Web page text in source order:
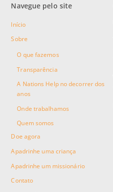
Navegue pelo site
Início
Sobre
O que fazemos
Transparência
A Nations Help no decorrer dos
anos
Onde trabalhamos
Quem somos
Doe agora
Apadrinhe uma criança
Apadrinhe um missionário
Contato